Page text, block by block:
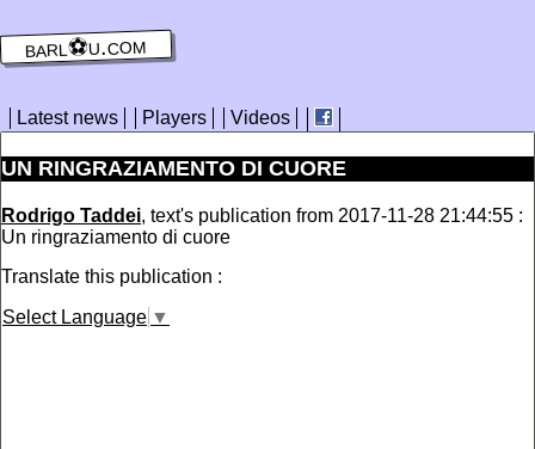
barl⚽️u.com
Latest news Players Videos
UN RINGRAZIAMENTO DI CUORE
Rodrigo Taddei, text's publication from 2017-11-28 21:44:55 :
Un ringraziamento di cuore
Translate this publication :
Select Language ▼